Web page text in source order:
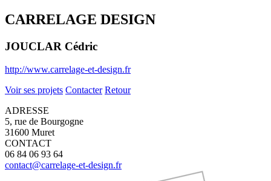
CARRELAGE DESIGN
JOUCLAR Cédric
http://www.carrelage-et-design.fr
Voir ses projets Contacter Retour
ADRESSE
5, rue de Bourgogne
31600 Muret
CONTACT
06 84 06 93 64
contact@carrelage-et-design.fr